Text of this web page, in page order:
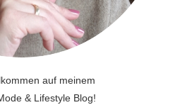
auf meinem
& Lifestyle Blog!